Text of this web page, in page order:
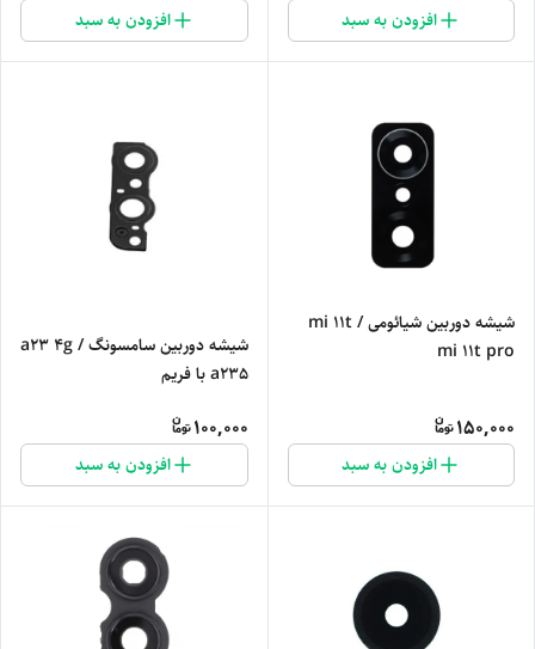
افزودن به سبد افزودن به سبد
شیشه دوربین شیائومی mi 11t /
mi 11t pro
150,000
افزودن به سبد
شیشه دوربین سامسونگ a23 4g /
a235 با فریم
100,000
افزودن به سبد